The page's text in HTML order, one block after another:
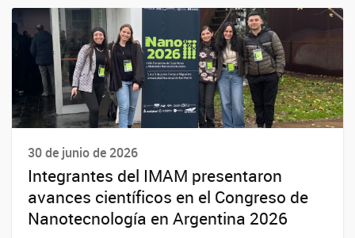
30 de junio de 2026
Integrantes del IMAM presentaron
avances científicos en el Congreso de
Nanotecnología en Argentina 2026